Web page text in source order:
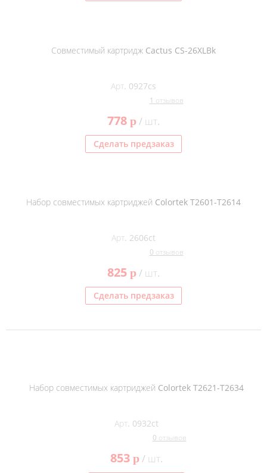
Совместимый картридж Cactus CS-26XLBk
Арт. 0927cs
1 отзывов
778 p/ шт.
Сделать предзаказ
Набор совместимых картриджей Colortek T2601-T2614
Арт. 2606ct
0 отзывов
825 p/ шт.
Сделать предзаказ
Набор совместимых картриджей Colortek T2621-T2634
Арт. 0932ct
0 отзывов
853 p/ шт.